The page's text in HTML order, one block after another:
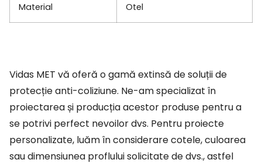
Material Otel
Vidas MET vă oferă o gamă extinsă de soluții de
protecție anti-coliziune. Ne-am specializat în
proiectarea și producția acestor produse pentru a
se potrivi perfect nevoilor dvs. Pentru proiecte
personalizate, luăm în considerare cotele, culoarea
sau dimensiunea proflului solicitate de dvs., astfel